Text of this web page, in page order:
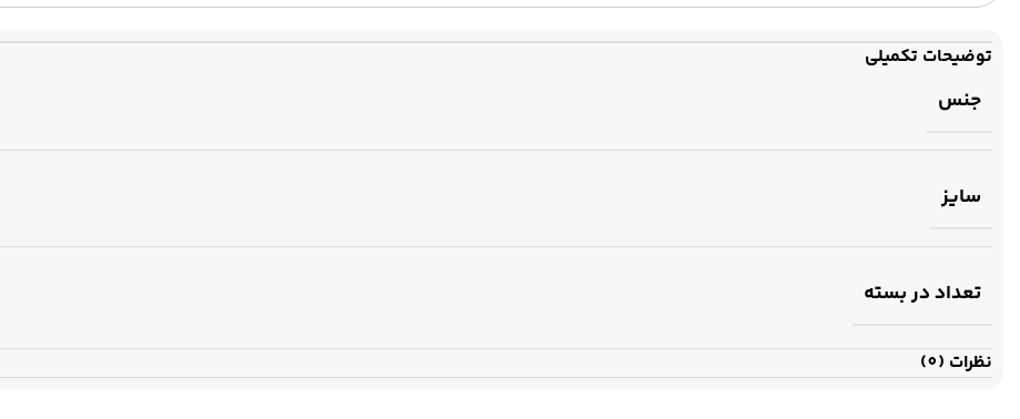
توضیحات تکمیلی
جنس
سایز
تعداد در بسته
نظرات (0)